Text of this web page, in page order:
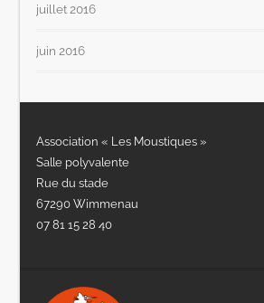
juillet 2016
juin 2016
Association « Les Moustiques »
Salle polyvalente
Rue du stade
67290 Wimmenau
07 81 15 28 40